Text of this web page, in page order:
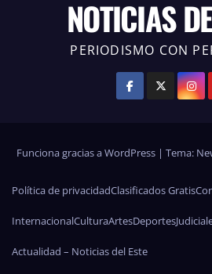
NOTICIAS
PERIODISMO CON
Funciona gracias a WordPress | Tema:
Política de privacidadClasificados Gratis
InternacionalCulturaArtesDeportes
Actualidad – Noticias del Este